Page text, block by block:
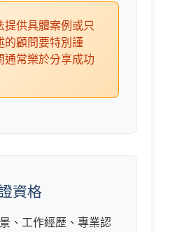
提供具體案例或只
的顧問要特別謹
通常樂於分享成功
資格
、工作經歷、專業認